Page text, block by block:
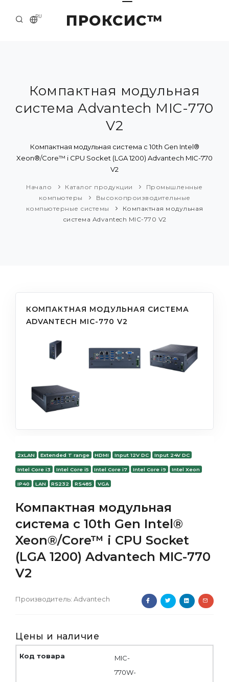
ПРОКСИС™
RU
О КОМПАНИИ
ПРИМЕРЫ И РЕШЕНИЯ
КАТАЛОГ ПРОДУКЦИИ
ПРЕСС-ЦЕНТР
Компактная модульная
система Advantech MIC-770
V2
Компактная модульная система с 10th Gen Intel®
Xeon®/Core™ i CPU Socket (LGA 1200) Advantech MIC-770
V2
Начало Каталог продукции
Промышленные
компьютеры
Высокопроизводительные
компьютерные системы
Компактная модульная
система Advantech MIC-770 V2
КОМПАКТНАЯ МОДУЛЬНАЯ СИСТЕМА
ADVANTECH MIC-770 V2
2xLAN Extended T range HDMI Input 12V DC Input 24V DC
Intel Core i3 Intel Core i5 Intel Core i7 Intel Core i9 Intel Xeon
IP40 LAN RS232 RS485 VGA
Компактная модульная
система с 10th Gen Intel®
Xeon®/Core™ i CPU Socket
(LGA 1200) Advantech MIC-770
V2
Производитель: Advantech
Цены и наличие
MIC-
770W-